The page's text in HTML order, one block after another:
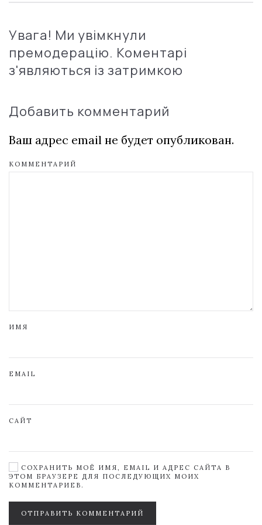
Увага! Ми увімкнули
премодерацію. Коментарі
з'являються із затримкою
Добавить комментарий
Ваш адрес email не будет опубликован.
КОММЕНТАРИЙ
ИМЯ
EMAIL
САЙТ
СОХРАНИТЬ МОЁ ИМЯ, EMAIL И АДРЕС САЙТА В
ЭТОМ БРАУЗЕРЕ ДЛЯ ПОСЛЕДУЮЩИХ МОИХ
КОММЕНТАРИЕВ.
ОТПРАВИТЬ КОММЕНТАРИЙ